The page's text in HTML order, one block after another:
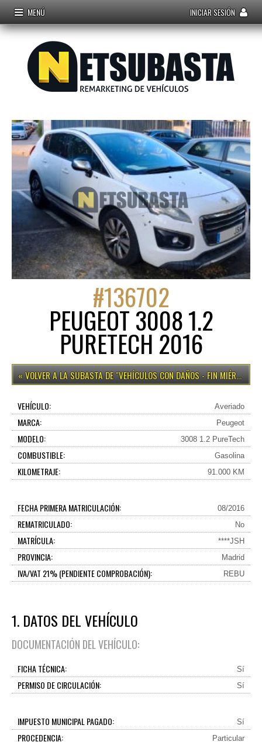
MENÚ INICIAR SESIÓN
#136702
PEUGEOT 3008 1.2
PURETECH 2016
VEHÍCULOS CON DAÑOS - FIN MIÉRCOLES 12H
VEHÍCULO: Averiado
MARCA: Peugeot
MODELO: 3008 1.2 PureTech
COMBUSTIBLE: Gasolina
KILOMETRAJE: 91.000 KM
FECHA PRIMERA MATRICULACIÓN: 08/2016
REMATRICULADO: No
MATRÍCULA: ****JSH
PROVINCIA: Madrid
IVA/VAT 21% (PENDIENTE COMPROBACIÓN): REBU
1. DATOS DEL VEHÍCULO
DOCUMENTACIÓN DEL VEHÍCULO:
FICHA TÉCNICA: Sí
PERMISO DE CIRCULACIÓN: Sí
IMPUESTO MUNICIPAL PAGADO: Sí
PROCEDENCIA: Particular